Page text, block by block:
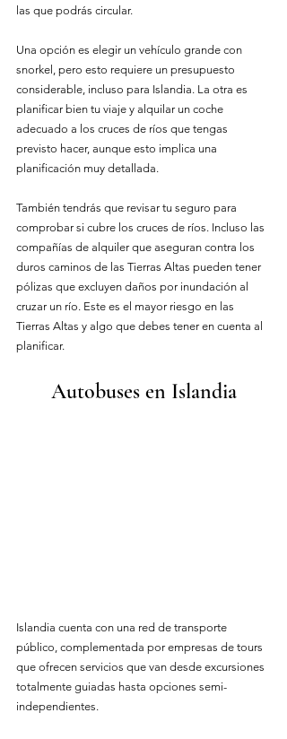
las que podrás circular.
Una opción es elegir un vehículo grande con
snorkel, pero esto requiere un presupuesto
considerable, incluso para Islandia. La otra es
planificar bien tu viaje y alquilar un coche
adecuado a los cruces de ríos que tengas
previsto hacer, aunque esto implica una
planificación muy detallada.
También tendrás que revisar tu seguro para
comprobar si cubre los cruces de ríos. Incluso las
compañías de alquiler que aseguran contra los
duros caminos de las Tierras Altas pueden tener
pólizas que excluyen daños por inundación al
cruzar un río. Este es el mayor riesgo en las
Tierras Altas y algo que debes tener en cuenta al
planificar.
Autobuses en Islandia
Islandia cuenta con una red de transporte
público, complementada por empresas de tours
que ofrecen servicios que van desde excursiones
totalmente guiadas hasta opciones semi-
independientes.